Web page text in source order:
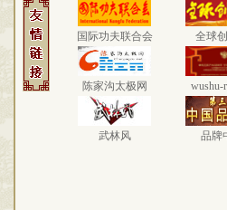
国际功夫联合会 全球
陈家沟太极网 wushu-
武林风 品牌